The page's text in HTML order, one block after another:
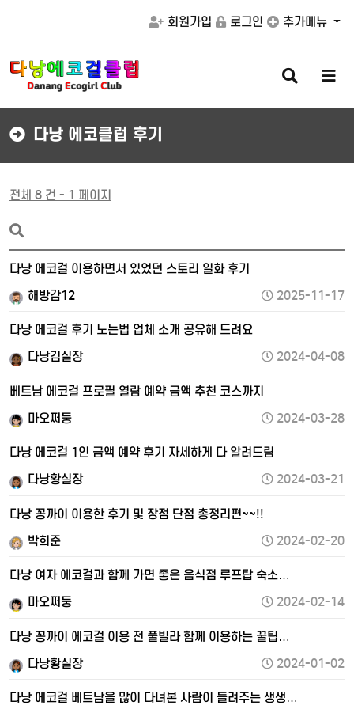
회원가입 로그인 추가메뉴
검
색
버
메
버
다낭 에코클럽 후기
전체 8 건 - 1 페이지
다낭 에코걸 이용하면서 있었던 스토리 일화 후기
해방감12
2025-11-17
다낭 에코걸 후기 노는법 업체 소개 공유해 드려요
다낭김실장
2024-04-08
베트남 에코걸 프로필 열람 예약 금액 추천 코스까지
마오쩌둥
2024-03-28
다낭 에코걸 1인 금액 예약 후기 자세하게 다 알려드림
다낭황실장
2024-03-21
다낭 꽁까이 이용한 후기 및 장점 단점 총정리편~~!!
박희준
2024-02-20
다낭 여자 에코걸과 함께 가면 좋은 음식점 루프탑 숙소…
마오쩌둥
2024-02-14
다낭 꽁까이 에코걸 이용 전 풀빌라 함께 이용하는 꿀팁…
다낭황실장
2024-01-02
다낭 에코걸 베트남을 많이 다녀본 사람이 들려주는 생생…